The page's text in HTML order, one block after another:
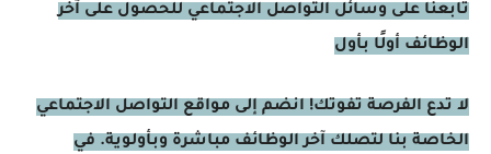
تابعنا على وسائل التواصل الاجتماعي للحصول على آخر
الوظائف أولًا بأول
لا تدع الفرصة تفوتك! انضم إلى مواقع التواصل الاجتماعي
الخاصة بنا لتصلك آخر الوظائف مباشرة وبأولوية. في